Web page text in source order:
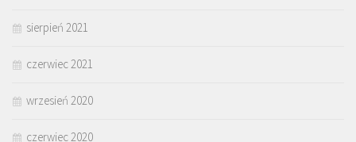
sierpień 2021
czerwiec 2021
wrzesień 2020
czerwiec 2020